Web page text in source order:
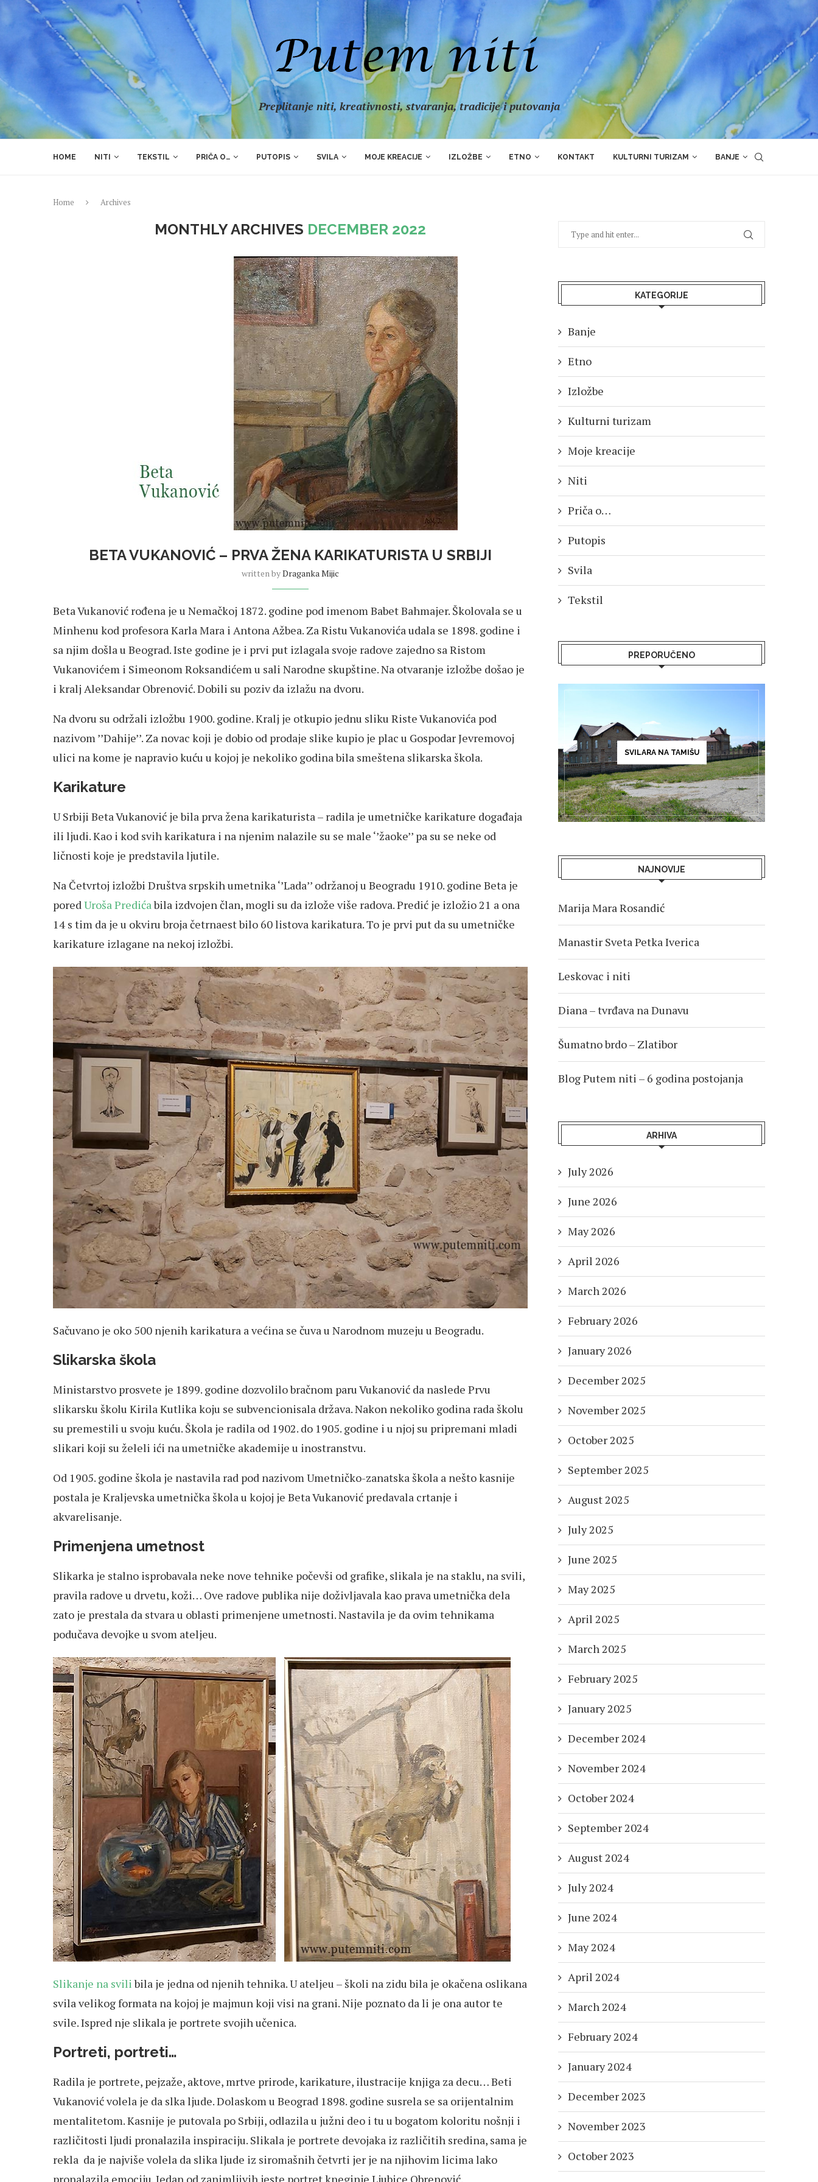
Preplitanje niti, kreativnosti, stvaranja, tradicije i putovanja
HOME NITI TEKSTIL PRIČA O… PUTOPIS SVILA MOJE KREACIJE IZLOŽBE ETNO KONTAKT KULTURNI TURIZAM BANJE
Home Archives
MONTHLY ARCHIVES DECEMBER 2022
BETA VUKANOVIĆ – PRVA ŽENA KARIKATURISTA U SRBIJI
written byDraganka Mijic
Beta Vukanović rođena je u Nemačkoj 1872. godine pod imenom Babet Bahmajer. Školovala se u
Minhenu kod profesora Karla Mara i Antona Ažbea. Za Ristu Vukanovića udala se 1898. godine i
sa njim došla u Beograd. Iste godine je i prvi put izlagala svoje radove zajedno sa Ristom
Vukanovićem i Simeonom Roksandićem u sali Narodne skupštine. Na otvaranje izložbe došao je
i kralj Aleksandar Obrenović. Dobili su poziv da izlažu na dvoru.
Na dvoru su održali izložbu 1900. godine. Kralj je otkupio jednu sliku Riste Vukanovića pod
nazivom ’’Dahije’’. Za novac koji je dobio od prodaje slike kupio je plac u Gospodar Jevremovoj
ulici na kome je napravio kuću u kojoj je nekoliko godina bila smeštena slikarska škola.
Karikature
U Srbiji Beta Vukanović je bila prva žena karikaturista – radila je umetničke karikature događaja
ili ljudi. Kao i kod svih karikatura i na njenim nalazile su se male ‘’žaoke’’ pa su se neke od
ličnosti koje je predstavila ljutile.
Na Četvrtoj izložbi Društva srpskih umetnika ‘’Lada’’ održanoj u Beogradu 1910. godine Beta je
poredUroša Predićabila izdvojen član, mogli su da izlože više radova. Predić je izložio 21 a ona
14 s tim da je u okviru broja četrnaest bilo 60 listova karikatura. To je prvi put da su umetničke
karikature izlagane na nekoj izložbi.
Sačuvano je oko 500 njenih karikatura a većina se čuva u Narodnom muzeju u Beogradu.
Slikarska škola
Ministarstvo prosvete je 1899. godine dozvolilo bračnom paru Vukanović da naslede Prvu
slikarsku školu Kirila Kutlika koju se subvencionisala država. Nakon nekoliko godina rada školu
su premestili u svoju kuću. Škola je radila od 1902. do 1905. godine i u njoj su pripremani mladi
slikari koji su želeli ići na umetničke akademije u inostranstvu.
Od 1905. godine škola je nastavila rad pod nazivom Umetničko-zanatska škola a nešto kasnije
postala je Kraljevska umetnička škola u kojoj je Beta Vukanović predavala crtanje i
akvarelisanje.
Primenjena umetnost
Slikarka je stalno isprobavala neke nove tehnike počevši od grafike, slikala je na staklu, na svili,
pravila radove u drvetu, koži… Ove radove publika nije doživljavala kao prava umetnička dela
zato je prestala da stvara u oblasti primenjene umetnosti. Nastavila je da ovim tehnikama
podučava devojke u svom ateljeu.
Slikanje na svili bila je jedna od njenih tehnika. U ateljeu – školi na zidu bila je okačena oslikana
svila velikog formata na kojoj je majmun koji visi na grani. Nije poznato da li je ona autor te
svile. Ispred nje slikala je portrete svojih učenica.
Portreti, portreti…
Radila je portrete, pejzaže, aktove, mrtve prirode, karikature, ilustracije knjiga za decu… Beti
Vukanović volela je da slka ljude. Dolaskom u Beograd 1898. godine susrela se sa orijentalnim
mentalitetom. Kasnije je putovala po Srbiji, odlazila u južni deo i tu u bogatom koloritu nošnji i
različitosti ljudi pronalazila inspiraciju. Slikala je portrete devojaka iz različitih sredina, sama je
rekla da je najviše volela da slika ljude iz siromašnih četvrti jer je na njihovim licima lako
pronalazila emociju. Jedan od zanimljivih jeste portret kneginje Ljubice Obrenović.
KATEGORIJE
Banje
Etno
Izložbe
Kulturni turizam
Moje kreacije
Niti
Priča o…
Putopis
Svila
Tekstil
PREPORUČENO
SVILARA NA TAMIŠU
NAJNOVIJE
Marija Mara Rosandić
Manastir Sveta Petka Iverica
Leskovac i niti
Diana – tvrđava na Dunavu
Šumatno brdo – Zlatibor
Blog Putem niti – 6 godina postojanja
ARHIVA
July 2026
June 2026
May 2026
April 2026
March 2026
February 2026
January 2026
December 2025
November 2025
October 2025
September 2025
August 2025
July 2025
June 2025
May 2025
April 2025
March 2025
February 2025
January 2025
December 2024
November 2024
October 2024
September 2024
August 2024
July 2024
June 2024
May 2024
April 2024
March 2024
February 2024
January 2024
December 2023
November 2023
October 2023